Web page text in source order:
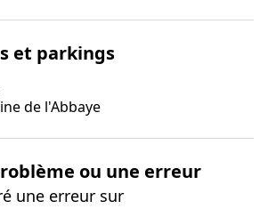
et parkings
de l'Abbaye
ou une erreur
une erreur sur